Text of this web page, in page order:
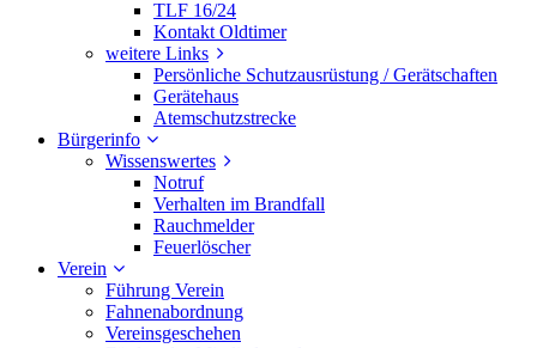
TLF 16/24
Kontakt Oldtimer
weitere Links
Persönliche Schutzausrüstung / Gerätschaften
Gerätehaus
Atemschutzstrecke
Bürgerinfo
Wissenswertes
Notruf
Verhalten im Brandfall
Rauchmelder
Feuerlöscher
Verein
Führung Verein
Fahnenabordnung
Vereinsgeschehen